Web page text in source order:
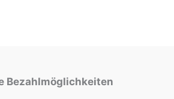
Bezahlmöglichkeiten